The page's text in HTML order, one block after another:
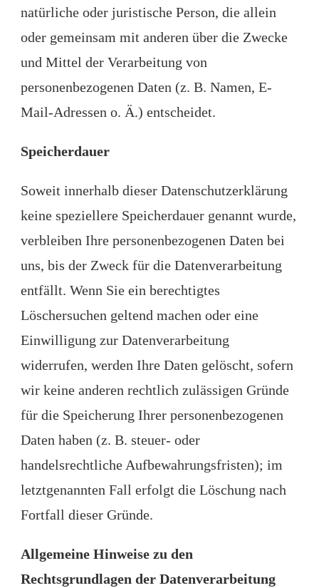
natürliche oder juristische Person, die allein
oder gemeinsam mit anderen über die Zwecke
und Mittel der Verarbeitung von
personenbezogenen Daten (z. B. Namen, E-
Mail-Adressen o. Ä.) entscheidet.
Speicherdauer
Soweit innerhalb dieser Datenschutzerklärung
keine speziellere Speicherdauer genannt wurde,
verbleiben Ihre personenbezogenen Daten bei
uns, bis der Zweck für die Datenverarbeitung
entfällt. Wenn Sie ein berechtigtes
Löschersuchen geltend machen oder eine
Einwilligung zur Datenverarbeitung
widerrufen, werden Ihre Daten gelöscht, sofern
wir keine anderen rechtlich zulässigen Gründe
für die Speicherung Ihrer personenbezogenen
Daten haben (z. B. steuer- oder
handelsrechtliche Aufbewahrungsfristen); im
letztgenannten Fall erfolgt die Löschung nach
Fortfall dieser Gründe.
Allgemeine Hinweise zu den
Rechtsgrundlagen der Datenverarbeitung